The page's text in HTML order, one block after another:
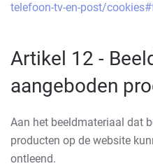
telefoon-tv-en-post/
Artikel 12 -
aangeboden
Aan het beeldmateriaal dat
producten op de website
ontleend.